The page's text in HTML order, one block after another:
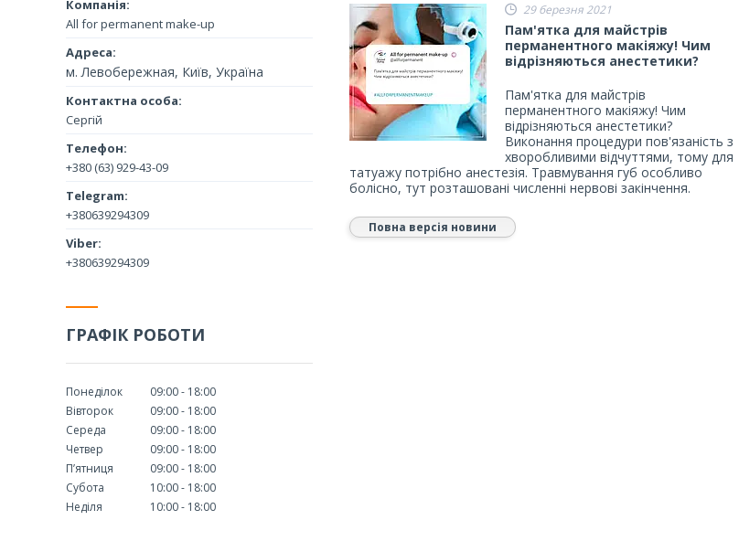
29 березня 2021
Пам'ятка для майстрів
перманентного макіяжу! Чим
відрізняються анестетики?
Пам'ятка для майстрів
перманентного макіяжу! Чим
відрізняються анестетики?
Виконання процедури пов'язаність з
хворобливими відчуттями, тому для
татуажу потрібно анестезія. Травмування губ особливо
болісно, тут розташовані численні нервові закінчення.
Повна версія новини
All for permanent make-up
м. Левобережная, Київ, Україна
Сергій
+380 (63) 929-43-09
+380639294309
+380639294309
ГРАФІК РОБОТИ
Понеділок 09:00
18:00
Вівторок
09:00
18:00
Середа
09:00
18:00
Четвер
09:00
18:00
Пʼятниця
09:00
18:00
Субота
10:00
18:00
Неділя
10:00 18:00